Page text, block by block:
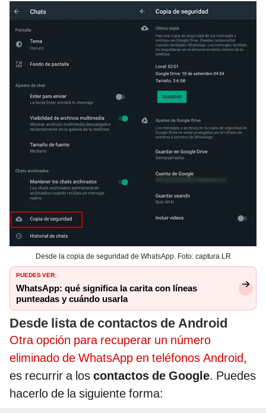
Desde la copia de seguridad de WhatsApp. Foto: captura LR
PUEDES VER:
WhatsApp: qué significa la carita con líneas
punteadas y cuándo usarla
Desde lista de contactos de Android
Otra opción para recuperar un número
eliminado de WhatsApp en teléfonos Android,
es recurrir a los contactos de Google. Puedes
hacerlo de la siguiente forma: